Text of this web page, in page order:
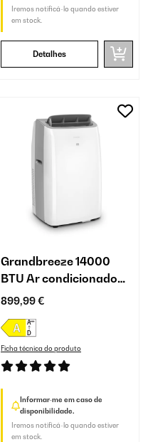
Iremos notificá-lo quando estiver
em stock.
Detalhes
Grandbreeze 14000
BTU Ar condicionado
portátil Branco
899,99 €
Ficha técnica do produto
Informar-me em caso de
disponibilidade.
Iremos notificá-lo quando estiver
em stock.